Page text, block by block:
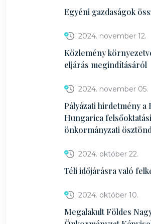
Egyéni gazdaságok
2024. november 12.
Közlemény
eljárás megindításáról
2024. november 05.
Pályázati hirdetmény a
Hungarica felsőoktatási
önkormányzati
2024. október 22.
Téli időjárásra való
2024. október 10.
Megalakult Földes